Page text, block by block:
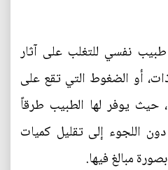
نفسي للتغلب على آثار
أو الضغوط التي تقع على
حيث يوفر لها الطبيب طرقاً
اللجوء إلى تقليل كميات
مبالغ فيها.